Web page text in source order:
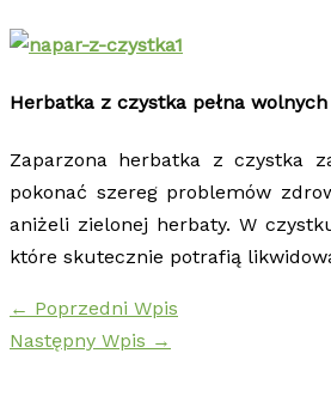
Herbatka z czystka pełna
Zaparzona herbatka z czystka
pokonać szereg problemów
aniżeli zielonej herbaty. W
które skutecznie potrafią
← Poprzedni Wpis
Następny Wpis →